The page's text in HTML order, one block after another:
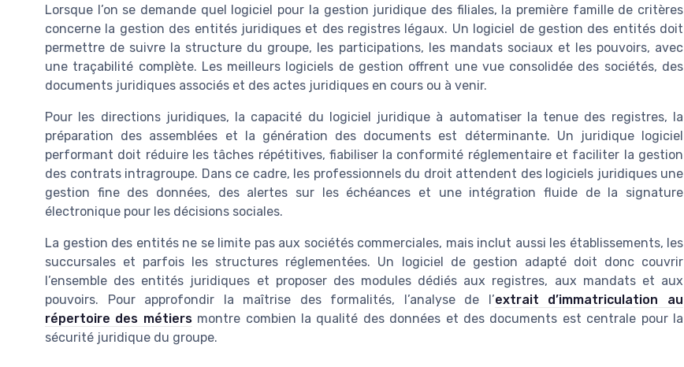
Lorsque l’on se demande quel logiciel pour la gestion juridique des filiales, la première famille de critères
concerne la gestion des entités juridiques et des registres légaux. Un logiciel de gestion des entités doit
permettre de suivre la structure du groupe, les participations, les mandats sociaux et les pouvoirs, avec
une traçabilité complète. Les meilleurs logiciels de gestion offrent une vue consolidée des sociétés, des
documents juridiques associés et des actes juridiques en cours ou à venir.
Pour les directions juridiques, la capacité du logiciel juridique à automatiser la tenue des registres, la
préparation des assemblées et la génération des documents est déterminante. Un juridique logiciel
performant doit réduire les tâches répétitives, fiabiliser la conformité réglementaire et faciliter la gestion
des contrats intragroupe. Dans ce cadre, les professionnels du droit attendent des logiciels juridiques une
gestion fine des données, des alertes sur les échéances et une intégration fluide de la signature
électronique pour les décisions sociales.
La gestion des entités ne se limite pas aux sociétés commerciales, mais inclut aussi les établissements, les
succursales et parfois les structures réglementées. Un logiciel de gestion adapté doit donc couvrir
l’ensemble des entités juridiques et proposer des modules dédiés aux registres, aux mandats et aux
pouvoirs. Pour approfondir la maîtrise des formalités, l’analyse de l’extrait d’immatriculation au
répertoire des métiersmontre combien la qualité des données et des documents est centrale pour la
sécurité juridique du groupe.